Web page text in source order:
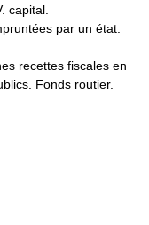
capital.
par un état.
recettes fiscales en
Fonds routier.